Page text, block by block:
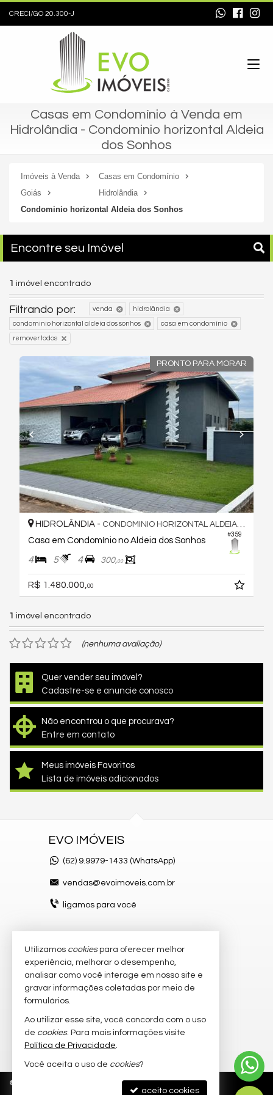
CRECI/GO 20.300-J
Casas em Condomínio à Venda em
Hidrolândia - Condominio horizontal Aldeia
dos Sonhos
Imóveis à Venda
Casas em Condomínio
Goiás
Hidrolândia
Condominio horizontal Aldeia dos Sonhos
Encontre seu Imóvel
1 imóvel encontrado
Filtrando por: venda hidrolândia
condominio horizontal aldeia dos sonhos casa em condomínio
remover todos
PRONTO PARA MORAR
#359
HIDROLÂNDIA - CONDOMINIO HORIZONTAL ALDEIA DOS SONHOS
Casa em Condomínio no Aldeia dos Sonhos
4 5 4 300,00
R$ 1.480.000, 00
1 imóvel encontrado
(nenhuma avaliação)
Quer vender seu imóvel?
Cadastre-se e anuncie conosco
Não encontrou o que procurava?
Entre em contato
Meus imóveis Favoritos
Lista de imóveis adicionados
EVO IMÓVEIS
(62) 9.9979-1433 (WhatsApp)
vendas@evoimoveis.com.br
ligamos para você
VEJA MAIS
atendimento por WhatsApp
imóveis favoritos
mapa de imóveis
© Política de Privacidade
Utilizamos cookiespara oferecer melhor
experiência, melhorar o desempenho,
analisar como você interage em nosso site e
gravar informações coletadas por meio de
formulários.
Ao utilizar esse site, você concorda com o uso
de cookies. Para mais informações visite
Política de Privacidade.
Você aceita o uso de cookies?
aceito cookies